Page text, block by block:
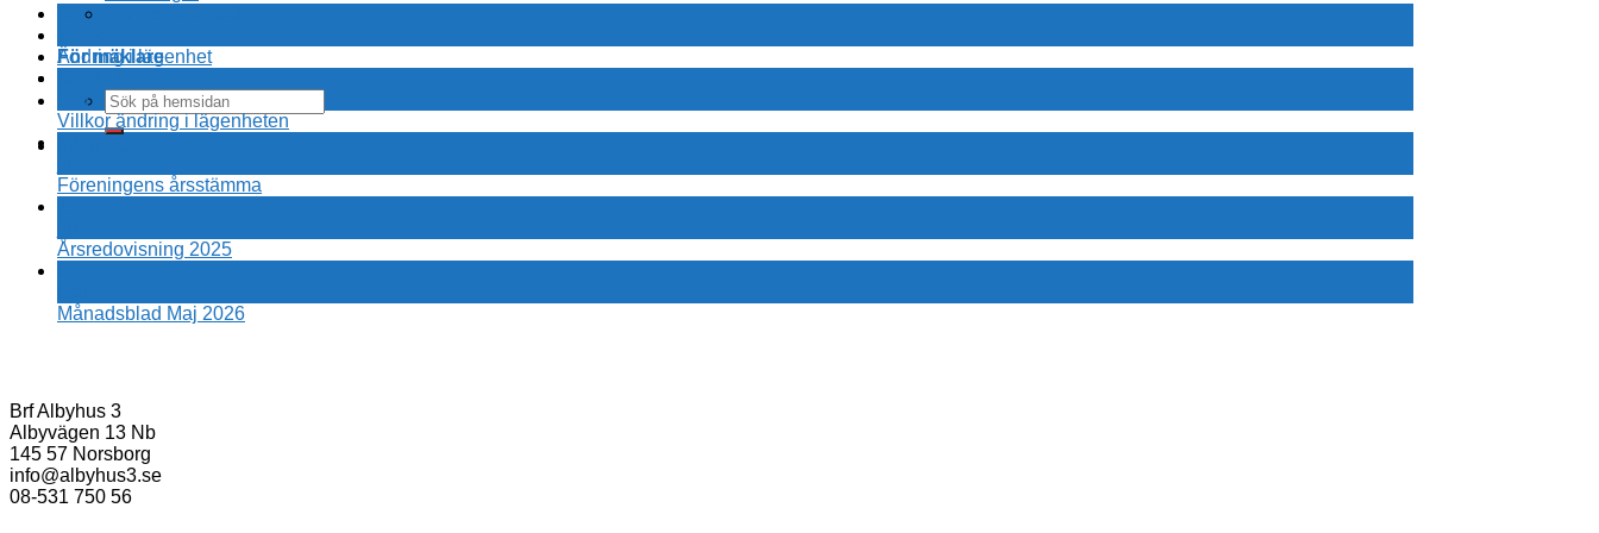
För mäklare
Ändring i lägenhet
aug
Villkor ändring i lägenheten
Föreningens årsstämma
Årsredovisning 2025
Månadsblad Maj 2026
Brf Albyhus 3
Albyvägen 13 Nb
145 57 Norsborg
info@albyhus3.se
08-531 750 56